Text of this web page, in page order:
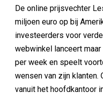
De online prijsvechter
miljoen euro op bij
investeerders voor
webwinkel lanceert
per week en speelt
wensen van zijn klanten.
vanuit het hoofdkantoor